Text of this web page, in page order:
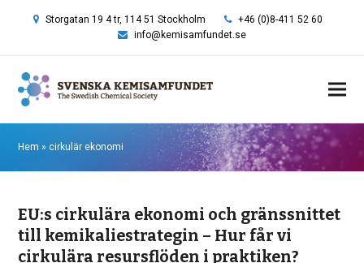
Storgatan 19 4 tr, 114 51 Stockholm
+46 (0)8-411 52 60
info@kemisamfundet.se
Hem » cirkulär ekonomi
EU:s cirkulära ekonomi och gränssnittet
till kemikaliestrategin – Hur får vi
cirkulära resursflöden i praktiken?